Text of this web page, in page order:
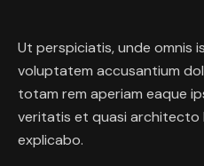
Ut perspiciatis, unde omnis
voluptatem accusantium
totam rem aperiam eaque
veritatis et quasi
explicabo.